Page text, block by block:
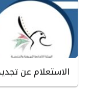
الاستعلام عن